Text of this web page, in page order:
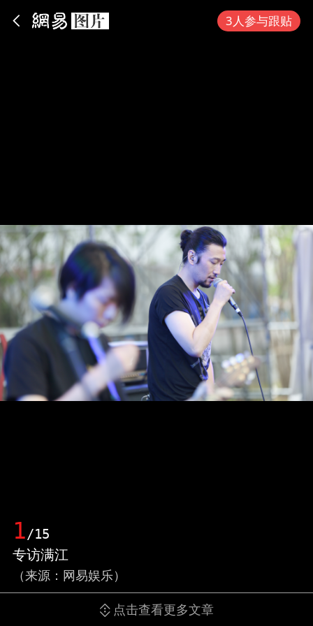
3人参与跟贴
1/15
专访满江
（来源：网易娱乐）
点击查看更多文章